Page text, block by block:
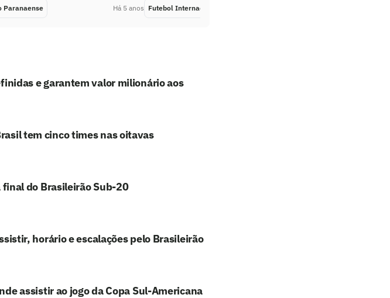
Paranaense Há 5 anos Futebol Internacional
e garantem valor milionário aos
tem cinco times nas oitavas
do Brasileirão Sub-20
horário e escalações pelo Brasileirão
assistir ao jogo da Copa Sul-Americana